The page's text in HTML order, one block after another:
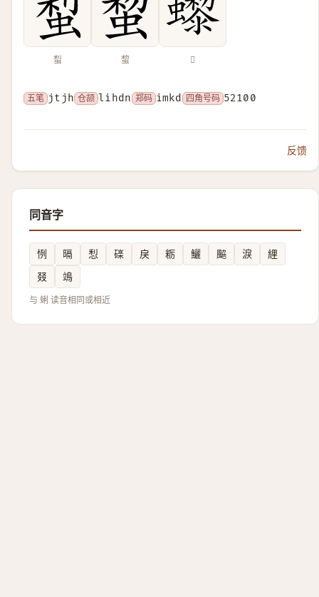
䖽 䖿 𧔌
五笔 jtjh 仓颉 lihdn 郑码 imkd 四角号码 52100
反馈
同音字
㤡 㬏 悡 䃯 戾 粝 鱺 䬅 淚
䋥
叕
鴗
与 蜊 读音相同或相近